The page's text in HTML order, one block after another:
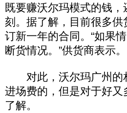
既要赚沃尔玛模式的钱
刻。据了解，目前很多
订新一年的合同。“如果
断货情况。”供货商表示。
对此，沃尔玛广州的
进场费的，但是对于好
了解。